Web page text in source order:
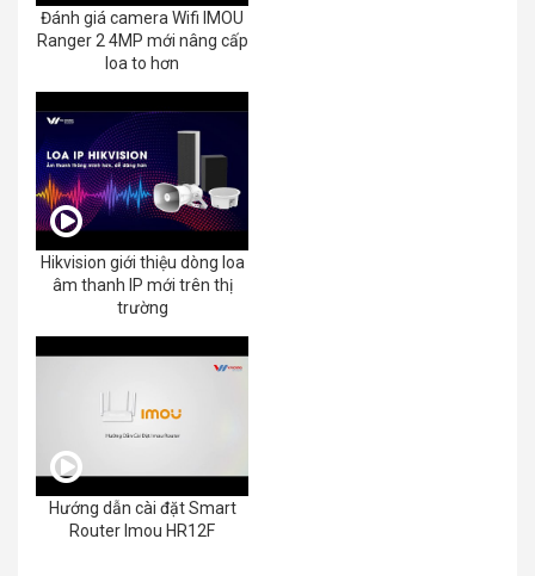
Đánh giá camera Wifi IMOU
Ranger 2 4MP mới nâng cấp
loa to hơn
Hikvision giới thiệu dòng loa
âm thanh IP mới trên thị
trường
Hướng dẫn cài đặt Smart
Router Imou HR12F